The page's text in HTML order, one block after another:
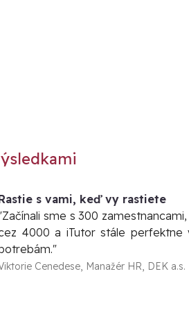
s vami, keď vy rastiete
sme s 300
4000 a iTutor stále perfektne
Cenedese, Manažér HR, DEK a.s.